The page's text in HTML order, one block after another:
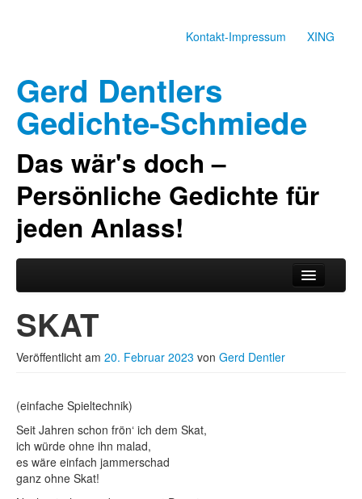
Kontakt-Impressum XING
Gerd Dentlers
Gedichte-Schmiede
Das wär's doch –
Persönliche Gedichte für
jeden Anlass!
Hauptmenü
Über den Dichter
Wofür ein Gedicht?
Abwicklung & Preise
Kundenstimmen
SKAT
Veröffentlicht am 20. Februar 2023 von Gerd Dentler
(einfache Spieltechnik)
Seit Jahren schon frön‘ ich dem Skat,
ich würde ohne ihn malad,
es wäre einfach jammerschad
ganz ohne Skat!